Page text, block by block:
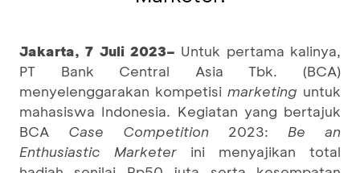
Jakarta, 7 Juli 2023– Untuk pertama kalinya,
PT Bank Central Asia Tbk. (BCA)
menyelenggarakan kompetisi marketing untuk
mahasiswa Indonesia. Kegiatan yang bertajuk
BCA Case Competition 2023: Be an
Enthusiastic Marketer ini menyajikan total